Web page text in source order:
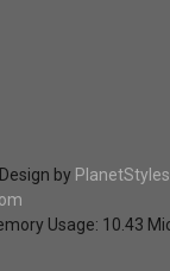
Design by PlanetStyles
Usage: 10.43